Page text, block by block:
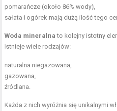
pomarańcze (około 86% wody),
sałata i ogórek mają dużą ilość tego
Woda mineralna to kolejny istotny
Istnieje wiele rodzajów:
naturalna niegazowana,
gazowana,
źródlana.
Każda z nich wyróżnia się unikalnymi